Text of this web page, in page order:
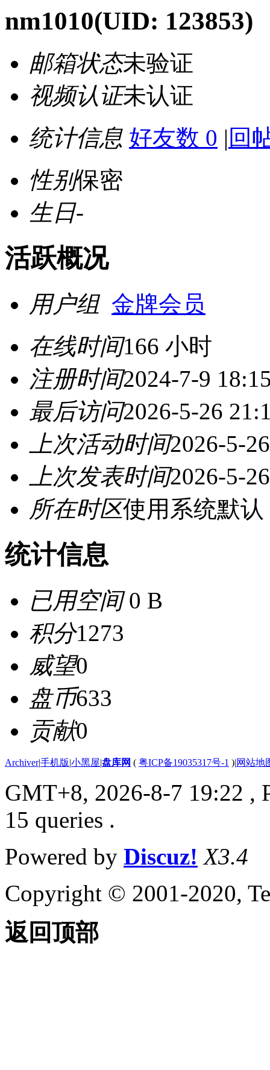
nm1010(UID: 123853)
邮箱状态未验证
视频认证未认证
统计信息 好友数 0 | 回
性别保密
生日-
活跃概况
用户组 金牌会员
在线时间166 小时
注册时间2024-7-9
最后访问2026-5-26
上次活动时间2026-5-
上次发表时间2026-5-
所在时区使用系统默认
统计信息
已用空间0 B
积分1273
威望0
盘币633
贡献0
Archiver|手机版|小黑屋|盘库网 ( 粤ICP备19035317号-1 )|网站地
GMT+8, 2026-8-7 19:22 ,
15 queries .
Powered by Discuz! X3.4
Copyright © 2001-2020,
返回顶部